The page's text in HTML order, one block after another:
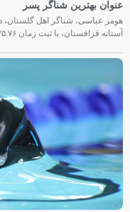
عنوان بهترین شناگر پسر
هومر عباسی، شناگر اهل گلستان،
آستانه قزاقستان، با ثبت زمان ۲۵.۷۶ ثانیه در ماده ۵۰ متر کرال پشت به مدال طلا